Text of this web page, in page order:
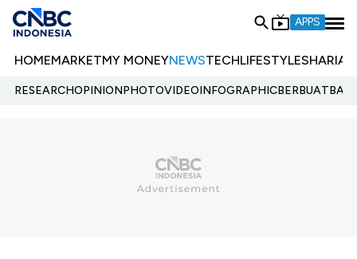
APPS
HOMEMARKETMY MONEYNEWSTECHLIFESTYLESHARIA
RESEARCHOPINIONPHOTOVIDEOINFOGRAPHIC